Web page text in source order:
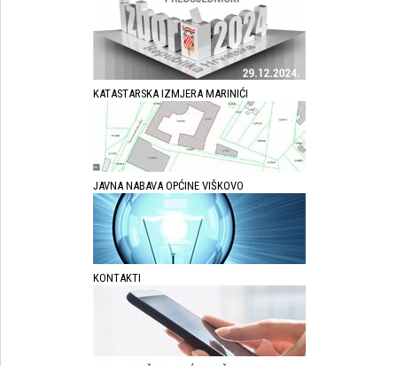
KATASTARSKA IZMJERA MARINIĆI
JAVNA NABAVA OPĆINE VIŠKOVO
KONTAKTI